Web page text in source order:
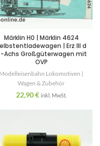
Märklin H0 | Märklin 4624
| Erz III d
Achs Großgüterwagen mit
OVP
Modelleisenbahn Lokomotiven |
Wagen & Zubehör
22,90€ inkl. MwSt.